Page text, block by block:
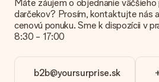
Dar dostal
Čo ak nie je dar úplne v súlade s
sa na náš zákaznícky servis, ktorý
vhodné riešenie.
Máte záujem o objednanie
darčekov? Prosím, kontaktujte nás
cenovú ponuku. Sme k dispozícii v
8:30 - 17:00
b2b@yoursurprise.sk